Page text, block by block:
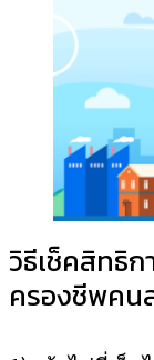
วิธีเช็คสิทธิ
ครองชีพคน